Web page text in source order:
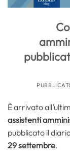
È arrivato
assistenti
pubblicato il
29 settembre.